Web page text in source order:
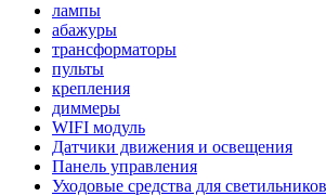
лампы
абажуры
трансформаторы
пульты
крепления
диммеры
WIFI модуль
Датчики движения и освещения
Панель управления
Уходовые средства для светильников